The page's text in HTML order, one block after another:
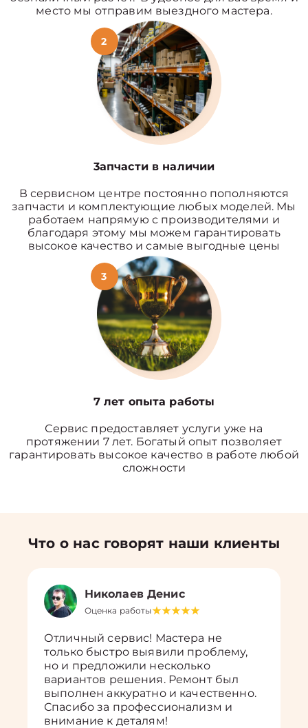
место мы отправим выездного мастера.
2
3апчасти в наличии
В сервисном центре постоянно пополняются
запчасти и комплектующие любых моделей. Мы
работаем напрямую с производителями и
благодаря этому мы можем гарантировать
высокое качество и самые выгодные цены
3
7 лет опыта работы
Сервис предоставляет услуги уже на
протяжении 7 лет. Богатый опыт позволяет
гарантировать высокое качество в работе любой
сложности
Что о нас говорят наши клиенты
Николаев Денис
Оценка работы
Отличный сервис! Мастера не
только быстро выявили проблему,
но и предложили несколько
вариантов решения. Ремонт был
выполнен аккуратно и качественно.
Спасибо за профессионализм и
внимание к деталям!